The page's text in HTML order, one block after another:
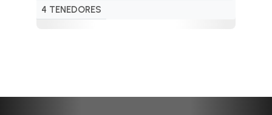
4 TENEDORES